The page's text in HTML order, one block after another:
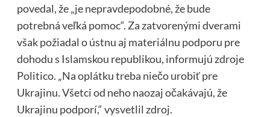
povedal, že „je nepravdepodobné, že bude
potrebná veľká pomoc“. Za zatvorenými dverami
však požiadal o ústnu aj materiálnu podporu pre
dohodu s Islamskou republikou, informujú zdroje
Politico. „Na oplátku treba niečo urobiť pre
Ukrajinu. Všetci od neho naozaj očakávajú, že
Ukrajinu podporí,“ vysvetlil zdroj.